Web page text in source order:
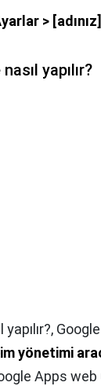
>
yapılır?
yönetimi
Apps